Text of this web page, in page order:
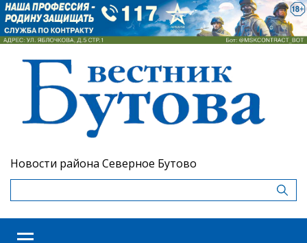
Новости района Северное Бутово